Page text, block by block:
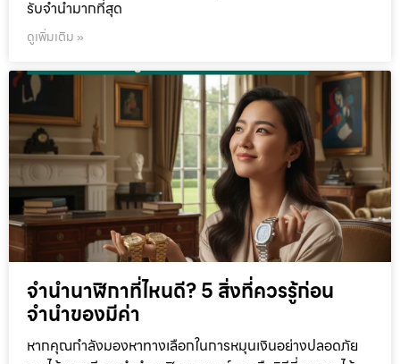
รับจำนำมากที่สุด
ดูเพิ่มเติม »
จำนำนาฬิกาที่ไหนดี? 5 สิ่งที่ควรรู้ก่อน
จำนำของมีค่า
หากคุณกำลังมองหาทางเลือกในการหมุนเงินอย่างปลอดภัย